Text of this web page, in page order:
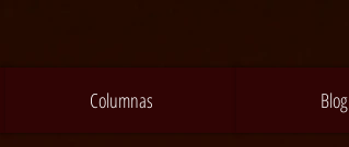
Columnas Blog